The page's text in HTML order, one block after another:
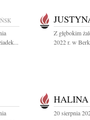
Z głębokim
2022 r. w
20 sierpnia